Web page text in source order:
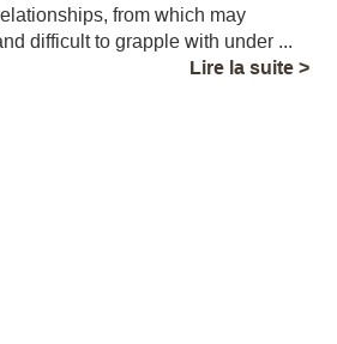
from which may
difficult to grapple with under ...
Lire la suite >